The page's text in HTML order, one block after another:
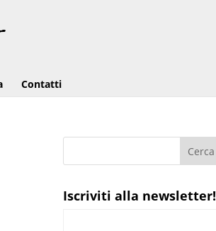
Contatti
Iscriviti alla newsletter!